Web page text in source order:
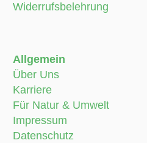
Widerrufsbelehrung
Allgemein
Über Uns
Karriere
Für Natur & Umwelt
Impressum
Datenschutz